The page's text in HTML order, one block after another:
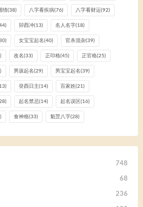
情(38) 八字看疾病(76) 八字看财运(92)
卯酉冲(13) 名人名字(18)
女宝宝起名(40) 官杀混杂(39)
改名(33) 正印格(45) 正官格(25)
男孩起名(29) 男宝宝起名(39)
癸酉日主(14) 百家姓(21)
起名禁忌(14) 起名误区(16)
食神格(33) 魁罡八字(28)
748
68
236